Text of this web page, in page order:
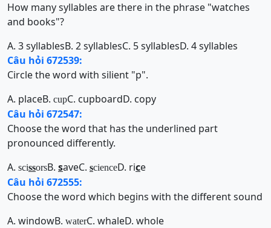
How many syllables are there in the phrase "watches
and books"?
A. 3 syllablesB. 2 syllablesC. 5 syllablesD. 4 syllables
Câu hỏi 672539:
Circle the word with silient "p".
A. placeB. cupC. cupboardD. copy
Câu hỏi 672547:
Choose the word that has the underlined part
pronounced differently.
A. scissorsB. saveC. scienceD. rice
Câu hỏi 672555:
Choose the word which begins with the different sound
A. windowB. waterC. whaleD. whole